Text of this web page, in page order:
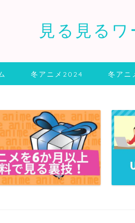
見る見るワ
冬アニメ2024 冬アニ